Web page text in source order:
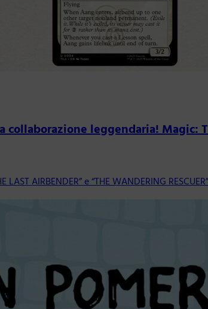
collaborazione leggendaria!
AIRBENDER” e “THE WANDERING